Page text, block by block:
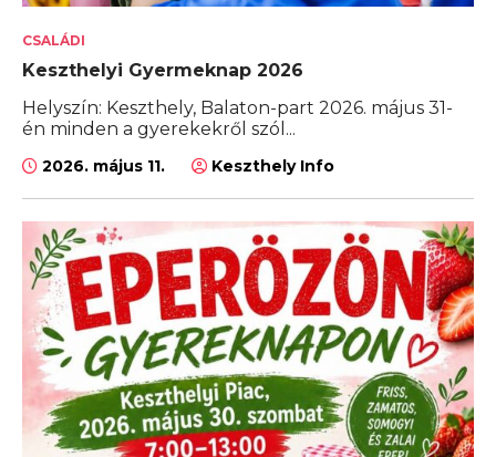
CSALÁDI
Keszthelyi Gyermeknap 2026
Helyszín: Keszthely, Balaton-part 2026. május 31-
én minden a gyerekekről szól...
2026. május 11. Keszthely Info